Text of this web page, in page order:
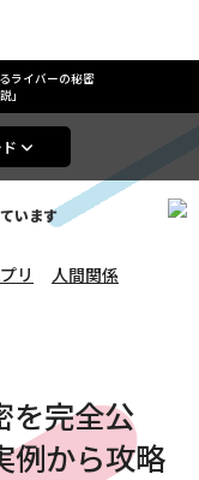
ライバーの秘密
」
います
リ 人間関係
を完全公
例から攻略